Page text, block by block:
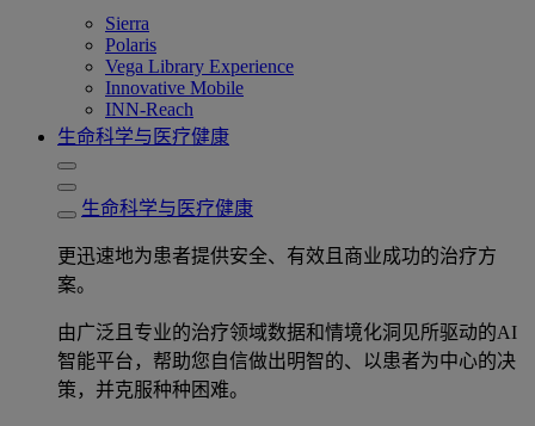
Sierra
Polaris
Vega Library Experience
Innovative Mobile
INN-Reach
生命科学与医疗健康
生命科学与医疗健康
更迅速地为患者提供安全、有效且商业成功的治疗方
案。
由广泛且专业的治疗领域数据和情境化洞见所驱动的AI
智能平台，帮助您自信做出明智的、以患者为中心的决
策，并克服种种困难。